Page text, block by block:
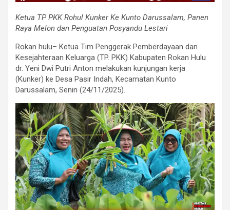
Ketua TP PKK Rohul Kunker Ke Kunto Darussalam, Panen
Raya Melon dan Penguatan Posyandu Lestari
Rokan hulu– Ketua Tim Penggerak Pemberdayaan dan
Kesejahteraan Keluarga (TP. PKK) Kabupaten Rokan Hulu
dr. Yeni Dwi Putri Anton melakukan kunjungan kerja
(Kunker) ke Desa Pasir Indah, Kecamatan Kunto
Darussalam, Senin (24/11/2025).